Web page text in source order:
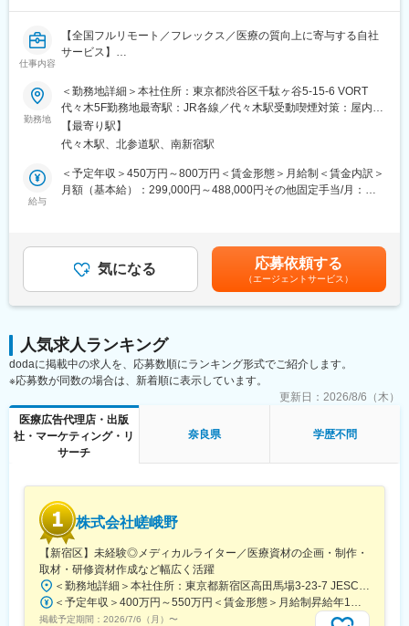
方の歯の悩みを解決したいとブランドを育ててきた結果、既に10
万人以上の患者様が笑顔になるお手伝いをしてきました。
2022年6月にマーケティングに特化した子会社である
SheepMedical Technologies株式会社を設立、また同年9月にはク
設立し、キレイライン矯正だけにとどまらず幅広い歯科の領域で
患者様を笑顔にするサービスを展開しております。
変更の範囲：会社の定める業務
仕事内容
【全国フルリモート／フレックス／医療の質向上に寄与する自社
サービス】
医師専用Webサービス・アプリを運営する当社にて、「ヒポク
ラ」のUI/UXデザイナーをお任せします。
■業務内容：
医師という専門性の高いユーザーに向き合い、プロダクト・マー
ケティング・ブランディングまで横断的に関わることができま
す。PM・開発ディレクター・エンジニアと連携しながら、UI/UX
っていただきたいと考えています。
・HTMLメールや広告バナー・SNS画像などWEBマーケティング
に必要なデザイン
・学会で配るチラシやリーフレット・会員獲得のためのダイレク
■働き方
残業時間は10～20時間程とワークライフバランスを整えやすい環
四半期に一回程度の対面で会うキックオフの機会もご用意してお
ります。
■当社について：
当社は、「テクノロジーの力で人々の健康寿命を延ばす」ことを
理念に掲げ、医師専用のWebサービスやアプリを展開していま
す。
勤務地
＜勤務地詳細＞本社住所：東京都渋谷区千駄ヶ谷5-15-6 VORT
代々木5F勤務地最寄駅：JR各線／代々木駅受動喫煙対策：屋内全
面禁煙変更の範囲：会社の定める事業所（リモートワーク含む）
【最寄り駅】
代々木駅、北参道駅、南新宿駅
給与
＜予定年収＞450万円～800万円＜賃金形態＞月給制＜賃金内訳＞
月額（基本給）：299,000円～488,000円その他固定手当/月：
残業手当＞有＜給与補足＞■上記「その他固定手当」：在宅勤務手
当賃金はあくまでも目安の金額であり、選考を通じて上下する可
能性があります。月給(月額)は固定手当を含めた表記です。
気になる 応募依頼する
（エージェントサービス）
人気求人ランキング
dodaに掲載中の求人を、応募数順にランキング形式でご紹介します。
※応募数が同数の場合は、新着順に表示しています。
更新日： 2026/8/6（木）
医療広告代理店・出版
社・マーケティング・リ
サーチ
奈良県 学歴不問
株式会社嵯峨野
【新宿区】未経験◎メディカルライター／医療資材の企画・制作・
取材・研修資材作成など幅広く活躍
＜勤務地詳細＞本社住所：東京都新宿区高田馬場3-23-7 JESCO高田馬場3F受動喫煙対策：屋内全面禁煙変更の範囲：会社の定める事業所（リモートワーク含む）
＜予定年収＞400万円～550万円＜賃金形態＞月給制昇給年1回、賞与年2回（実績）＜賃金内訳＞月額（基本給）：250,000円～350,000円＜月給＞250,000円～350,000円＜昇給有無＞有＜残業手当＞有＜給与補足＞経験・能力を考慮して決定します賃金はあくまでも目安の金額であり、選考を通じて上下する可能性があります。月給(月額)は固定手当を含めた表記です。
掲載予定期間： 2026/7/6（月） 〜